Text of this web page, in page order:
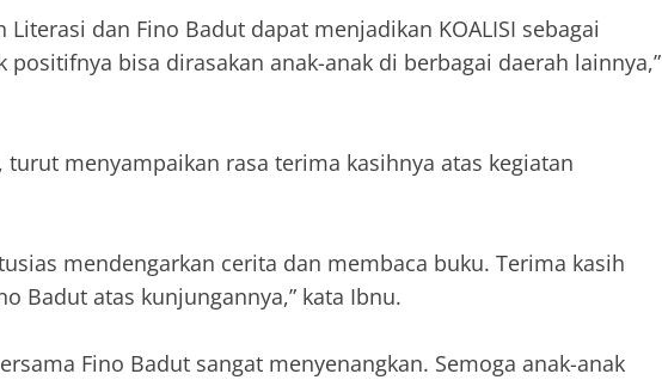
Literasi dan Fino Badut dapat menjadikan KOALISI sebagai
bisa dirasakan anak-anak di berbagai daerah lainnya,”
turut menyampaikan rasa terima kasihnya atas kegiatan
mendengarkan cerita dan membaca buku. Terima kasih
Badut atas kunjungannya,” kata Ibnu.
Fino Badut sangat menyenangkan. Semoga anak-anak